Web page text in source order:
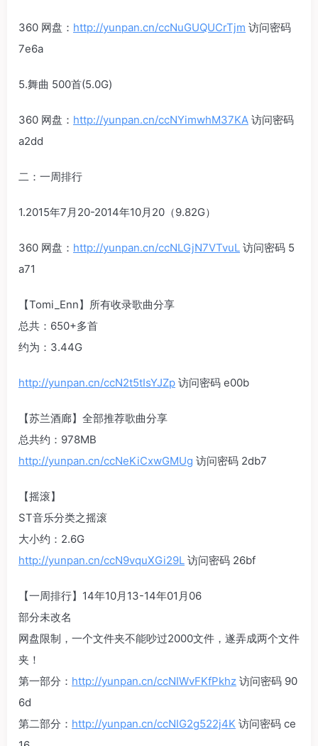
360 网盘： http://yunpan.cn/ccNuGUQUCrTjm 访问密码
7e6a
5.舞曲 500首(5.0G)
360 网盘： http://yunpan.cn/ccNYimwhM37KA 访问密码
a2dd
二：一周排行
1.2015年7月20-2014年10月20（9.82G）
360 网盘： http://yunpan.cn/ccNLGjN7VTvuL 访问密码 5
a71
【Tomi_Enn】所有收录歌曲分享
总共：650+多首
约为：3.44G
http://yunpan.cn/ccN2t5tIsYJZp 访问密码 e00b
【苏兰酒廊】全部推荐歌曲分享
总共约：978MB
http://yunpan.cn/ccNeKiCxwGMUg 访问密码 2db7
【摇滚】
ST音乐分类之摇滚
大小约：2.6G
http://yunpan.cn/ccN9vquXGi29L 访问密码 26bf
【一周排行】14年10月13-14年01月06
部分未改名
网盘限制，一个文件夹不能吵过2000文件，遂弄成两个文件
夹！
第一部分： http://yunpan.cn/ccNIWvFKfPkhz 访问密码 90
6d
第二部分： http://yunpan.cn/ccNIG2g522j4K 访问密码 ce